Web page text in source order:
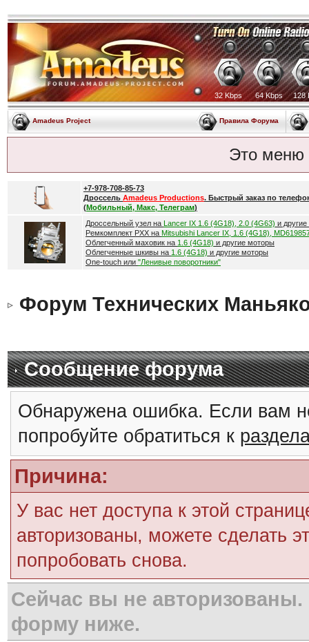
32 Kbps 64 Kbps 128
Amadeus Project Правила Форума
Это меню
+7-978-708-85-73
Дроссель Amadeus Productions. Быстрый заказ по
(Мобильный, Макс, Телеграм)
Дроссельный узел на Lancer IX 1.6 (4G18), 2.0 (4G63) и
Ремкомплект РХХ на Mitsubishi Lancer IX, 1.6 (4G18),
Облегченный маховик на 1.6 (4G18) и другие моторы
Облегченные шкивы на 1.6 (4G18) и другие моторы
One-touch или "Ленивые поворотники"
Форум Технических
Сообщение форума
Обнаружена ошибка. Если вам
попробуйте обратиться к
Причина:
У вас нет доступа к этой
авторизованы, можете сделать
попробовать снова.
Сейчас вы не авторизованы.
форму ниже.